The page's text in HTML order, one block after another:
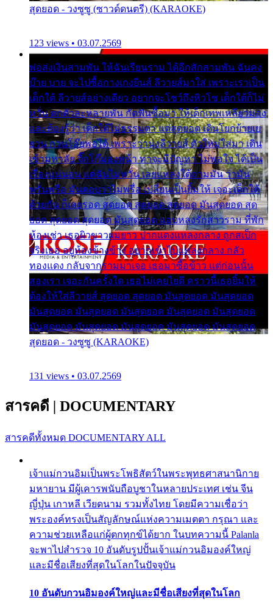
สุดยอด - วงซูซู (ซาวด์ดนตรี) (KARAOKE)
123 views • 03.07.2569
พ่อส่งเงินสามพัน ให้ฉันเรียนราม ได้อีกสักสามพัน ฉันคง
บ๊าย บาย จะไปซื้อกางเกงยีนส์ ลีวายส์มาใส่ เพราะเราเป็น
เด็กใต้ ลีวายส์อย่างเดียว อยากจะโชว์ถึงหิวโซ เด็กใต้ก็ไม่
หวั่น ตกตัวละหลายพัน กัดฟันซื้อมา ให้เด็กเทพเหลียวมอง
และต้องรู้ว่า เด็กใต้ไม่ธรรมดา แต่สุดยอด เดินโยกย้ายเย
ยวน กวนโอ๊ยพอได้ เพราะว่านุ่งลีวายส์ ตัวใหม่ใส่มา เดิน
เข้ามหาลัย จิ๊กโก๊มองหน้า ท่าจะมีปัญหา ไม่พอใจ ได้เป็น
เรื่องแน่นอน แต่ฉันไม่หวั่น เลยแหลงใต้ถามมัน ว่ามัน
พรั่นพรือ มันตอบว่าไม่พรื่อ เปลี่ยนเป็นยิ้มให้ เจอะเด็กใต้
ด้วยกัน ก็เลยรอด สุดยอด สุดยอด สุดยอด มันสุดยอด สุด
ยอด สุดยอด สุดยอด มันสุดยอด แอบหลงรักสาวราม ที่พัก
ห้องเช่า เธอผิวขาวผมยาว ปากแดงแหลงกลาง ถูกสเป็ก
จริงเธอ อยู่ห้องข้างข้าง อยากเข้าไปแหลงกลาง กลัว
ทองแดง กลับจากรามมาเจอ เธอมาซื้อข้าว แต่ก่อนนั้น
สองเรา เจอะกันครั้งใด เธอไม่เคยไยดี คราวนี้เธอยิ้มให้
ต้องให้ใส่ลีวายส์ สุดยอด สุดยอด มันสุดยอด มันสุดยอด
มันสุดยอด มันสุดยอด มันสุดยอด มันสุดยอด มันสุดยอด
มันสุดยอด มันสุดยอด มันสุดยอด มันสุดยอด มันสุดยอด
สุดยอด - วงซูซู (KARAOKE)
131 views • 03.07.2569
สารคดี | DOCUMENTARY
สารคดีทั้งหมด DOCUMENTARY ALL
เจ้าแม่กวนอิมเป็นพระโพธิสัตว์ในพระพุทธศาสนานิกาย
มหายาน มีผู้เคารพนับถือบูชาในหลายประเทศ เช่น จีน
ญี่ปุ่น เกาหลี เวียดนาม รวมทั้งไทย โดยมีความเชื่อว่า
พระองค์ทรงเป็นสัญลักษณ์แห่งความเมตตา กรุณา และ
ความช่วยเหลือแก่ผู้ตกทุกข์ได้ยาก ในบทความนี้ Palanla
จะพาไปสำรวจ 10 อันดับรูปปั้นเจ้าแม่กวนอิมองค์ใหญ่
และมีชื่อเสียงที่สุดในโลกในปัจจุบัน
10 อันดับกวนอิมองค์ใหญ่และมีชื่อเสียงที่สุดในโลก